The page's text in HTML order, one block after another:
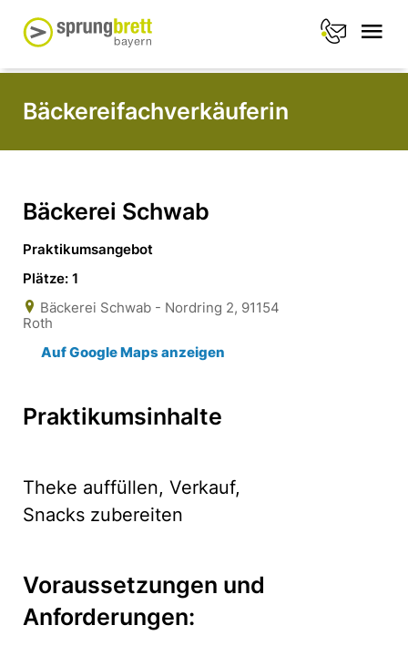
Bäckereifachverkäuferin
Bäckerei Schwab
Praktikumsangebot
Plätze: 1
Bäckerei Schwab - Nordring 2, 91154
Roth
Auf Google Maps anzeigen
Praktikumsinhalte
Theke auffüllen, Verkauf,
Snacks zubereiten
Voraussetzungen und
Anforderungen: